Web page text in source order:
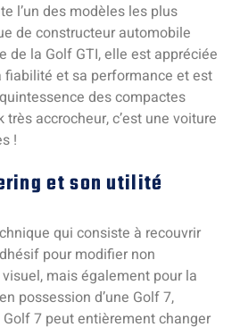
l’un des modèles les plus
de constructeur automobile
de la Golf GTI, elle est appréciée
fiabilité et sa performance et est
des compactes
accrocheur, c’est une voiture
!
et son utilité
qui consiste à recouvrir
pour modifier non
mais également pour la
possession d’une Golf 7,
Golf 7 peut entièrement changer